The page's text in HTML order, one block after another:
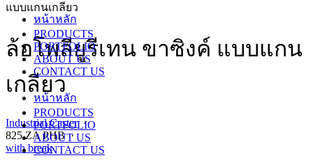
หน้าหลัก
PRODUCTS
PORTFOLIO
ABOUT US
CONTACT US
หน้าหลัก
PRODUCTS
PORTFOLIO
ABOUT US
CONTACT US
แบบแกนเกลียว
ล้อโพลียูรีเทน ขาซิงค์ แบบแกน
เกลียว
Industrial Caster·
825 ZA PHB ·
with break